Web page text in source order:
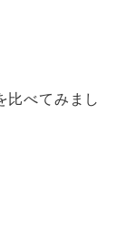
比べてみまし